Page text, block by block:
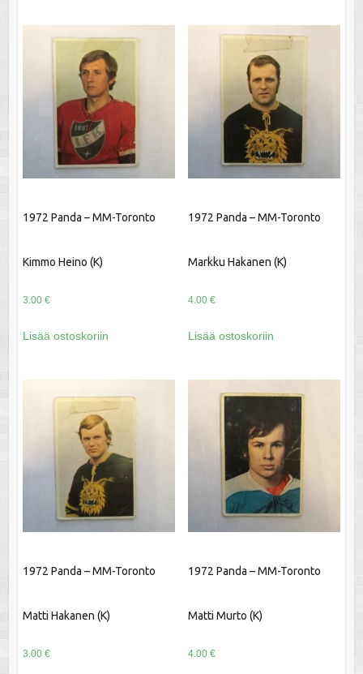
1972 Panda – MM-Toronto
Kimmo Heino (K)
3.00 €
Lisää ostoskoriin
1972 Panda – MM-Toronto
Markku Hakanen (K)
4.00 €
Lisää ostoskoriin
1972 Panda – MM-Toronto
Matti Hakanen (K)
3.00 €
1972 Panda – MM-Toronto
Matti Murto (K)
4.00 €